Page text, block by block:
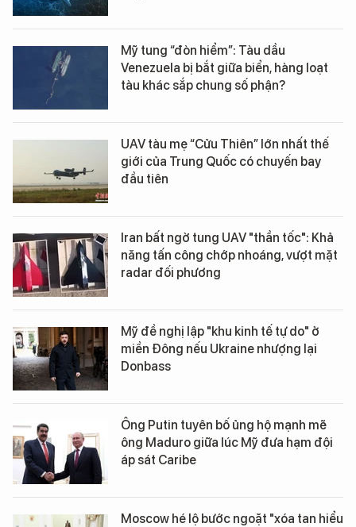
Mỹ tung “đòn hiểm”: Tàu dầu
Venezuela bị bắt giữa biển, hàng loạt
tàu khác sắp chung số phận?
UAV tàu mẹ “Cửu Thiên” lớn nhất thế
giới của Trung Quốc có chuyến bay
đầu tiên
Iran bất ngờ tung UAV "thần tốc": Khả
năng tấn công chớp nhoáng, vượt mặt
radar đối phương
Mỹ đề nghị lập "khu kinh tế tự do" ở
miền Đông nếu Ukraine nhượng lại
Donbass
Ông Putin tuyên bố ủng hộ mạnh mẽ
ông Maduro giữa lúc Mỹ đưa hạm đội
áp sát Caribe
Moscow hé lộ bước ngoặt "xóa tan hiểu